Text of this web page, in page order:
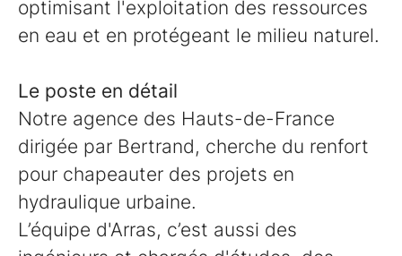
optimisant l'exploitation des ressources
en eau et en protégeant le milieu naturel.
Le poste en détail
Notre agence des Hauts-de-France
dirigée par Bertrand, cherche du renfort
pour chapeauter des projets en
hydraulique urbaine.
L’équipe d'Arras, c’est aussi des